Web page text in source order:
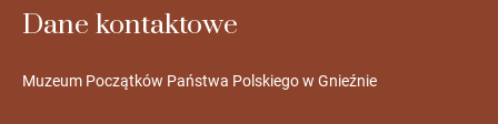
Dane kontaktowe
Muzeum Początków Państwa Polskiego w Gnieźnie